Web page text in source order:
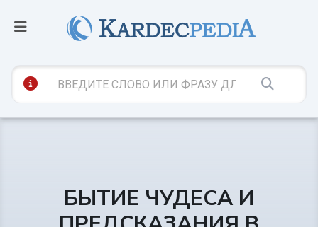
БЫТИЕ ЧУДЕСА И